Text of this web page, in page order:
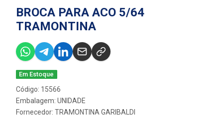
BROCA PARA ACO 5/64
TRAMONTINA
Em Estoque
Código: 15566
Embalagem: UNIDADE
Fornecedor: TRAMONTINA GARIBALDI